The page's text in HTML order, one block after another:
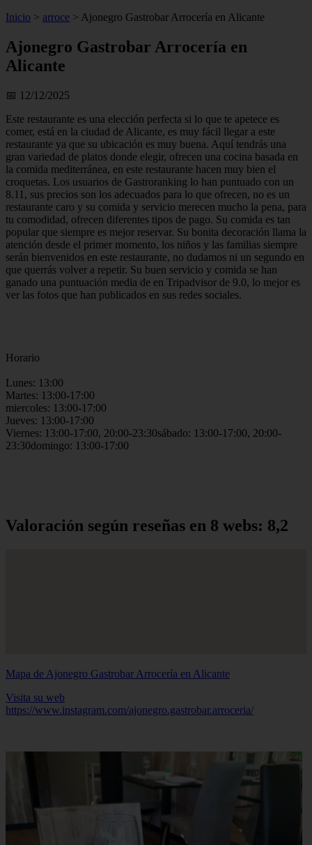
Inicio > arroce > Ajonegro Gastrobar Arrocería en Alicante
Ajonegro Gastrobar Arrocería en
Alicante
📅 12/12/2025
Este restaurante es una elección perfecta si lo que te apetece es
comer, está en la ciudad de Alicante, es muy fácil llegar a este
restaurante ya que su ubicación es muy buena. Aquí tendrás una
gran variedad de platos donde elegir, ofrecen una cocina basada en
la comida mediterránea, en este restaurante hacen muy bien el
croquetas. Los usuarios de Gastroranking lo han puntuado con un
8.11, sus precios son los adecuados para lo que ofrecen, no es un
restaurante caro y su comida y servicio merecen mucho la pena, para
tu comodidad, ofrecen diferentes tipos de pago. Su comida es tan
popular que siempre es mejor reservar. Su bonita decoración llama la
atención desde el primer momento, los niños y las familias siempre
serán bienvenidos en este restaurante, no dudamos ni un segundo en
que querrás volver a repetir. Su buen servicio y comida se han
ganado una puntuación media de en Tripadvisor de 9.0, lo mejor es
ver las fotos que han publicados en sus redes sociales.
Horario
Lunes: 13:00
Martes: 13:00-17:00
miercoles: 13:00-17:00
Jueves: 13:00-17:00
Viernes: 13:00-17:00, 20:00-23:30sábado: 13:00-17:00, 20:00-
23:30domingo: 13:00-17:00
Valoración según reseñas en 8 webs: 8,2
Mapa de Ajonegro Gastrobar Arrocería en Alicante
Visita su web
https://www.instagram.com/ajonegro.gastrobar.arroceria/